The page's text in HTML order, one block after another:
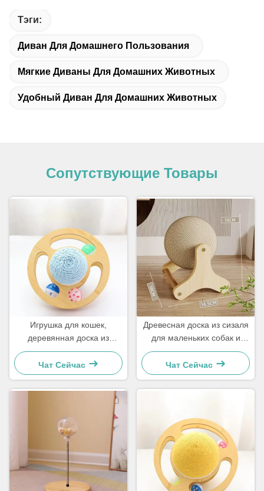
Тэги:
Диван Для Домашнего Пользования
Мягкие Диваны Для Домашних Животных
Удобный Диван Для Домашних Животных
Сопутствующие Товары
Игрушка для кошек,
деревянная доска из
сизаля для маленьких
собак и кошек. Просто и
практично.
Чат Сейчас
Древесная доска из сизаля
для маленьких собак и
кошек
Чат Сейчас